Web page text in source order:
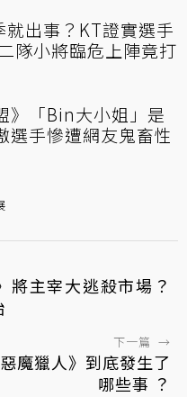
就出事？KT證實選手
隊小將臨危上陣竟打
》「Bin大小姐」是
選手慘遭網友鬼畜性
將主宰大逃殺市場？
下一篇 →
魔獵人》到底發生了
哪些事 ？